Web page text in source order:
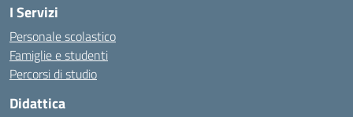
I Servizi
Personale scolastico
Famiglie e studenti
Percorsi di studio
Didattica